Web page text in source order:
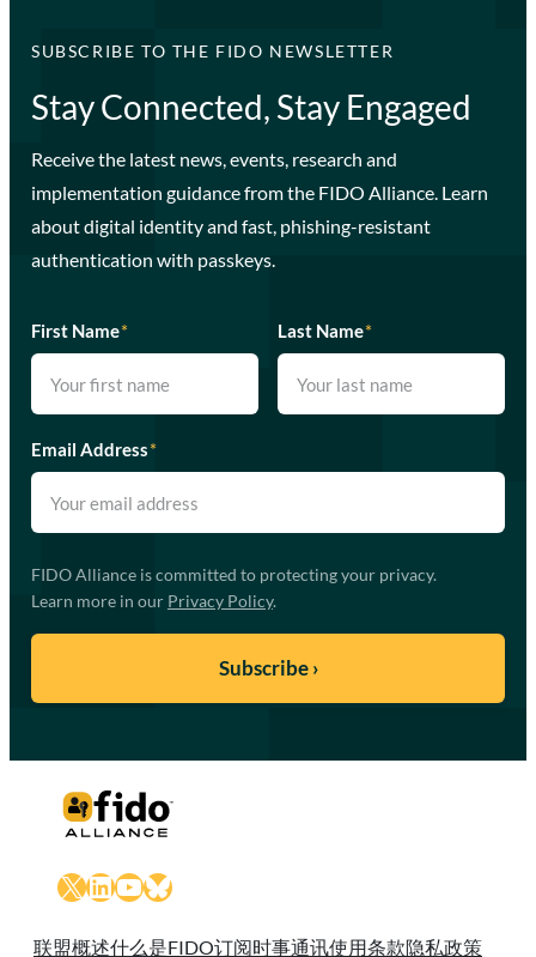
SUBSCRIBE TO THE FIDO NEWSLETTER
Stay Connected, Stay Engaged
Receive the latest news, events, research and
implementation guidance from the FIDO Alliance. Learn
about digital identity and fast, phishing-resistant
authentication with passkeys.
First Name* Last Name*
Email Address*
FIDO Alliance is committed to protecting your privacy.
Learn more in our Privacy Policy.
X LinkedIn
YouTube
Bluesky
联盟概述什么是FIDO订阅时事通讯使用条款隐私政策